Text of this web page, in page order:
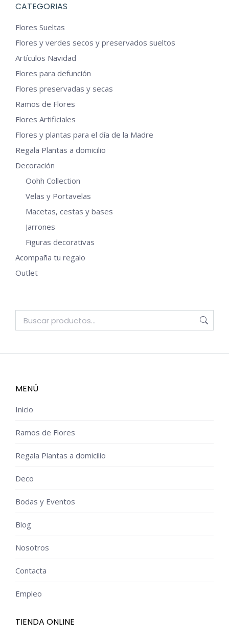
CATEGORIAS
Flores Sueltas
Flores y verdes secos y preservados sueltos
Artículos Navidad
Flores para defunción
Flores preservadas y secas
Ramos de Flores
Flores Artificiales
Flores y plantas para el día de la Madre
Regala Plantas a domicilio
Decoración
Oohh Collection
Velas y Portavelas
Macetas, cestas y bases
Jarrones
Figuras decorativas
Acompaña tu regalo
Outlet
MENÚ
Inicio
Ramos de Flores
Regala Plantas a domicilio
Deco
Bodas y Eventos
Blog
Nosotros
Contacta
Empleo
TIENDA ONLINE